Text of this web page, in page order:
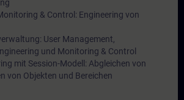
& Control: Engineering von
User Management,
und Monitoring & Control
mit Session-Modell: Abgleichen von
von Objekten und Bereichen